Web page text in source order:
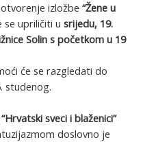
izložbe “Žene u
se upriličiti u srijedu, 19.
Solin s početkom u 19
će se razgledati do
studenog.
sveci i blaženici”
doslovno je